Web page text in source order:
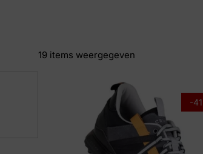
19 items weergegeven
-